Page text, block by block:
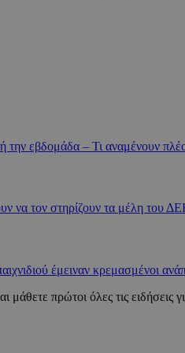
την εβδομάδα – Τι αναμένουν
τον στηρίζουν τα μέλη του
έμειναν κρεμασμένοι
μάθετε πρώτοι όλες τις